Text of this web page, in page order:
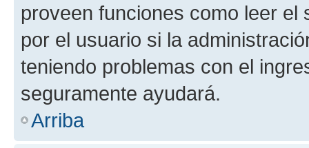
proveen funciones como leer el
por el usuario si la
teniendo problemas con el
seguramente ayudará.
Arriba